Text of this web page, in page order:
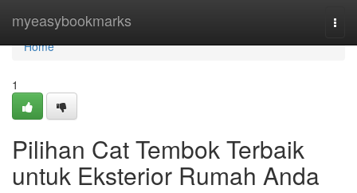
myeasybookmarks
Home
Home
1
Pilihan Cat Tembok Terbaik
untuk Eksterior Rumah Anda